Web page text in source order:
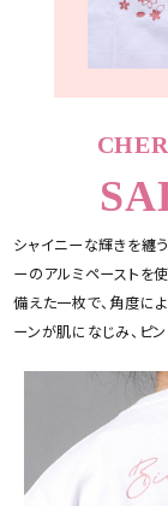
シャイニーな輝きを纏
ーのアルミペーストを
備えた一枚で、角度に
ーンが肌になじみ、ピ